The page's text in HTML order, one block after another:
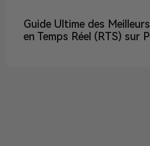
Guide Ultime des
en Temps Réel (RTS) sur